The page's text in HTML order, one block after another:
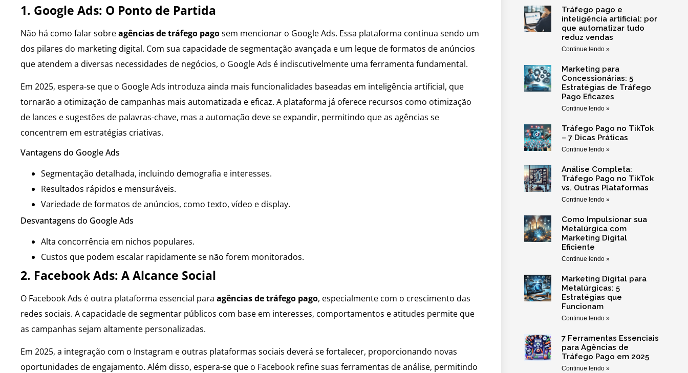
1. Google Ads: O Ponto de Partida
Não há como falar sobreagências de tráfego pagosem mencionar o Google Ads. Essa plataforma continua sendo um
dos pilares do marketing digital. Com sua capacidade de segmentação avançada e um leque de formatos de anúncios
que atendem a diversas necessidades de negócios, o Google Ads é indiscutivelmente uma ferramenta fundamental.
Em 2025, espera-se que o Google Ads introduza ainda mais funcionalidades baseadas em inteligência artificial, que
tornarão a otimização de campanhas mais automatizada e eficaz. A plataforma já oferece recursos como otimização
de lances e sugestões de palavras-chave, mas a automação deve se expandir, permitindo que as agências se
concentrem em estratégias criativas.
Vantagens do Google Ads
Segmentação detalhada, incluindo demografia e interesses.
Resultados rápidos e mensuráveis.
Variedade de formatos de anúncios, como texto, vídeo e display.
Desvantagens do Google Ads
Alta concorrência em nichos populares.
Custos que podem escalar rapidamente se não forem monitorados.
2. Facebook Ads: A Alcance Social
O Facebook Ads é outra plataforma essencial para agências de tráfego pago, especialmente com o crescimento das
redes sociais. A capacidade de segmentar públicos com base em interesses, comportamentos e atitudes permite que
as campanhas sejam altamente personalizadas.
Em 2025, a integração com o Instagram e outras plataformas sociais deverá se fortalecer, proporcionando novas
oportunidades de engajamento. Além disso, espera-se que o Facebook refine suas ferramentas de análise, permitindo
Tráfego pago e
inteligência artificial: por
que automatizar tudo
reduz vendas
Continue lendo »
Marketing para
Concessionárias: 5
Estratégias de Tráfego
Pago Eficazes
Continue lendo »
Tráfego Pago no TikTok
– 7 Dicas Práticas
Continue lendo »
Análise Completa:
Tráfego Pago no TikTok
vs. Outras Plataformas
Continue lendo »
Como Impulsionar sua
Metalúrgica com
Marketing Digital
Eficiente
Continue lendo »
Marketing Digital para
Metalúrgicas: 5
Estratégias que
Funcionam
Continue lendo »
7 Ferramentas Essenciais
para Agências de
Tráfego Pago em 2025
Continue lendo »